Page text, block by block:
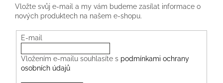
Vložte svůj e-mail a my vám budeme zasílat informace o
nových produktech na našem e-shopu.
E-mail
Vložením e-mailu souhlasíte s podmínkami ochrany
osobních údajů